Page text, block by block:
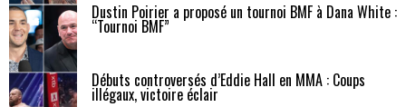
Dustin Poirier a proposé un tournoi BMF à Dana White :
“Tournoi BMF”
Débuts controversés d’Eddie Hall en MMA : Coups
illégaux, victoire éclair